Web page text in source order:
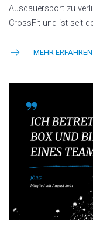
Ausdauersport zu
CrossFit und ist seit
MEHR ERFAHREN